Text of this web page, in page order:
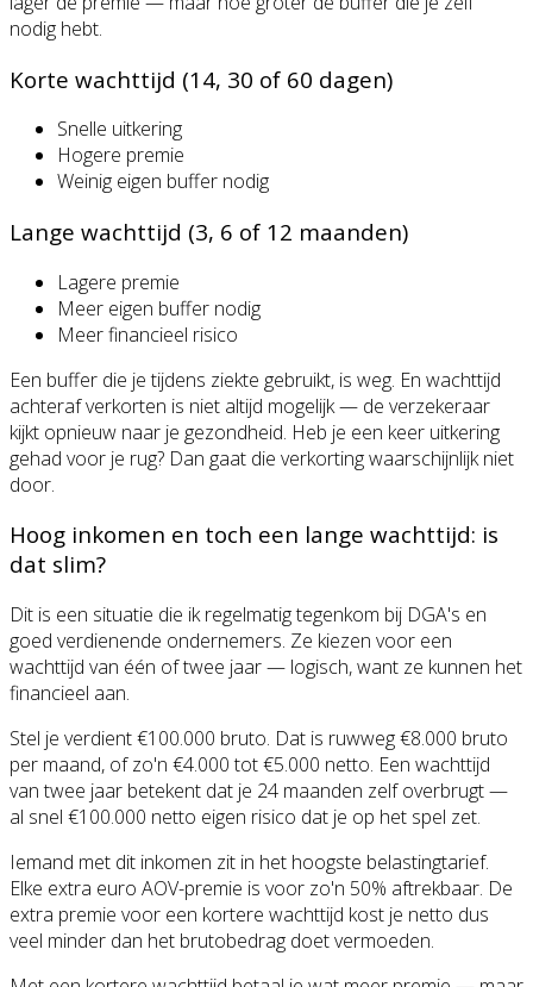
nodig hebt.
Korte wachttijd (14, 30 of 60 dagen)
Snelle uitkering
Hogere premie
Weinig eigen buffer nodig
Lange wachttijd (3, 6 of 12 maanden)
Lagere premie
Meer eigen buffer nodig
Meer financieel risico
Een buffer die je tijdens ziekte gebruikt, is weg. En wachttijd
achteraf verkorten is niet altijd mogelijk — de verzekeraar
kijkt opnieuw naar je gezondheid. Heb je een keer uitkering
gehad voor je rug? Dan gaat die verkorting waarschijnlijk niet
door.
Hoog inkomen en toch een lange wachttijd: is
dat slim?
Dit is een situatie die ik regelmatig tegenkom bij DGA's en
goed verdienende ondernemers. Ze kiezen voor een
wachttijd van één of twee jaar — logisch, want ze kunnen het
financieel aan.
Stel je verdient €100.000 bruto. Dat is ruwweg €8.000 bruto
per maand, of zo'n €4.000 tot €5.000 netto. Een wachttijd
van twee jaar betekent dat je 24 maanden zelf overbrugt —
al snel €100.000 netto eigen risico dat je op het spel zet.
Iemand met dit inkomen zit in het hoogste belastingtarief.
Elke extra euro AOV-premie is voor zo'n 50% aftrekbaar. De
extra premie voor een kortere wachttijd kost je netto dus
veel minder dan het brutobedrag doet vermoeden.